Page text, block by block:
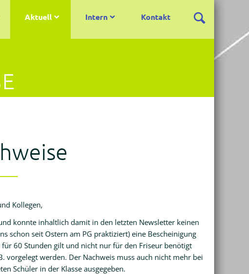
Aktuell Intern Kontakt
Kollegen,
konnte inhaltlich damit in den letzten Newsletter keinen
schon seit Ostern am PG praktiziert) eine Bescheinigung
60 Stunden gilt und nicht nur für den Friseur benötigt
vorgelegt werden. Der Nachweis muss auch nicht mehr bei
Schüler in der Klasse ausgegeben.